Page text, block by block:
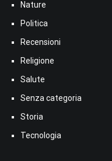
Nature
Politica
Recensioni
Religione
Salute
Senza categoria
Storia
Tecnologia